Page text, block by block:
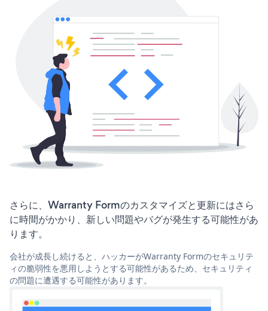
さらに、Warranty Formのカスタマイズと更新にはさら
に時間がかかり、新しい問題やバグが発生する可能性があ
ります。
会社が成長し続けると、ハッカーがWarranty Formのセキュリテ
ィの脆弱性を悪用しようとする可能性があるため、セキュリティ
の問題に遭遇する可能性があります。